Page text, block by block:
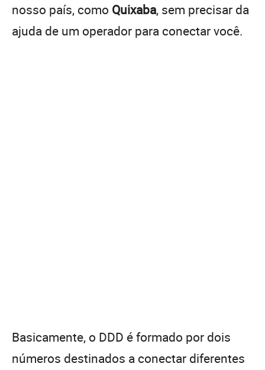
nosso país, como Quixaba, sem precisar da
ajuda de um operador para conectar você.
Basicamente, o DDD é formado por dois
números destinados a conectar diferentes